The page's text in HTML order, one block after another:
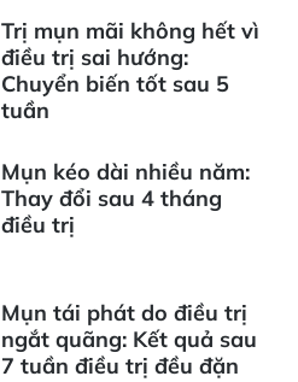
Trị mụn mãi không hết vì
điều trị sai hướng:
Chuyển biến tốt sau 5
tuần
Mụn kéo dài nhiều năm:
Thay đổi sau 4 tháng
điều trị
Mụn tái phát do điều trị
ngắt quãng: Kết quả sau
7 tuần điều trị đều đặn